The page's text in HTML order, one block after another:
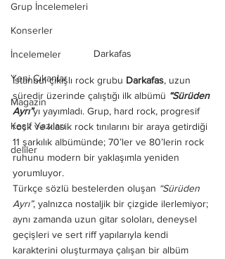
Grup İncelemeleri
Konserler
İncelemeler
Yeni Çıkanlar
Magazin
Keşif Yazıları
deliler
Darkafas
İstanbul çıkışlı rock grubu Darkafas, uzun
süredir üzerinde çalıştığı ilk albümü “Sürüden
Ayrı”yı yayımladı. Grup, hard rock, progresif
rock ve klasik rock tınılarını bir araya getirdiği
11 şarkılık albümünde; 70’ler ve 80’lerin rock
ruhunu modern bir yaklaşımla yeniden
yorumluyor.
Türkçe sözlü bestelerden oluşan “Sürüden
Ayrı”, yalnızca nostaljik bir çizgide ilerlemiyor;
aynı zamanda uzun gitar soloları, deneysel
geçişleri ve sert riff yapılarıyla kendi
karakterini oluşturmaya çalışan bir albüm